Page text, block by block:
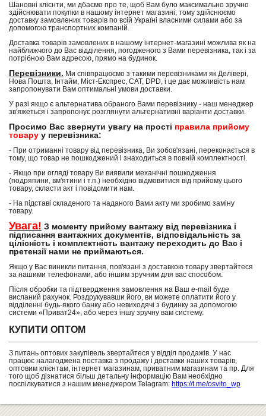
Шановні клієнти, ми дбаємо про те, щоб Вам було максимально зручно
здійснювати покупки в нашому інтернет магазині, тому здійснюємо
доставку замовлених товарів по всій Україні власними силами або за
допомогою транспортних компаній.
Доставка товарів замовлених в нашому інтернет-магазині можлива як на
найближчого до Вас відділення, погодженого з Вами перевізника, так і за
потрібною Вам адресою, прямо на будинок.
Перевізники. Ми співпрацюємо з такими перевізниками як Делівері,
Нова Пошта, Інтайм, Міст-Експрес, САТ, DPD, і це дає можливість нам
запропонувати Вам оптимальні умови доставки.
У разі якщо є альтернатива обраного Вами перевізнику - наш менеджер
зв'яжеться і запропонує розглянути альтернативні варіанти доставки.
Просимо Вас звернути увагу на прості правила прийому
товару у перевізника:
- При отриманні товару від перевізника, Ви зобов'язані, переконається в
тому, що товар не пошкоджений і знаходиться в повній комплектності.
- Якщо при огляді товару Ви виявили механічні пошкодження
(подряпини, вм'ятини і т.п.) необхідно відмовитися від прийому цього
товару, скласти акт і повідомити нам.
- На підставі складеного та наданого Вами акту ми зробимо заміну
товару.
Увага! З моменту прийому вантажу від перевізника і
підписання вантажних документів, відповідальність за
цілісність і комплектність вантажу переходить до Вас і
претензії нами не приймаються.
Якщо у Вас виникли питання, пов'язані з доставкою товару звертайтеся
за нашими телефонами, або іншим зручним для вас способом.
Після обробки та підтвердження замовлення на Ваш e-mail буде
висланий рахунок. Роздрукувавши його, ви можете оплатити його у
відділенні будь-якого банку або невиходячі з будинку за допомогою
системи «Приват24», або через іншу зручну вам систему.
КУПИТИ ОПТОМ
З питань оптових закупівель звертайтеся у відділ продажів. У нас
працює налагоджена поставка з продажу і доставки наших товарів,
оптовим клієнтам, інтернет магазинам, приватним магазинам та пр. Для
того щоб дізнатися більш детальну інформацію Вам необхідно
поспілкуватися з нашим менеджером.Telagram: https://t.me/osvito_wp